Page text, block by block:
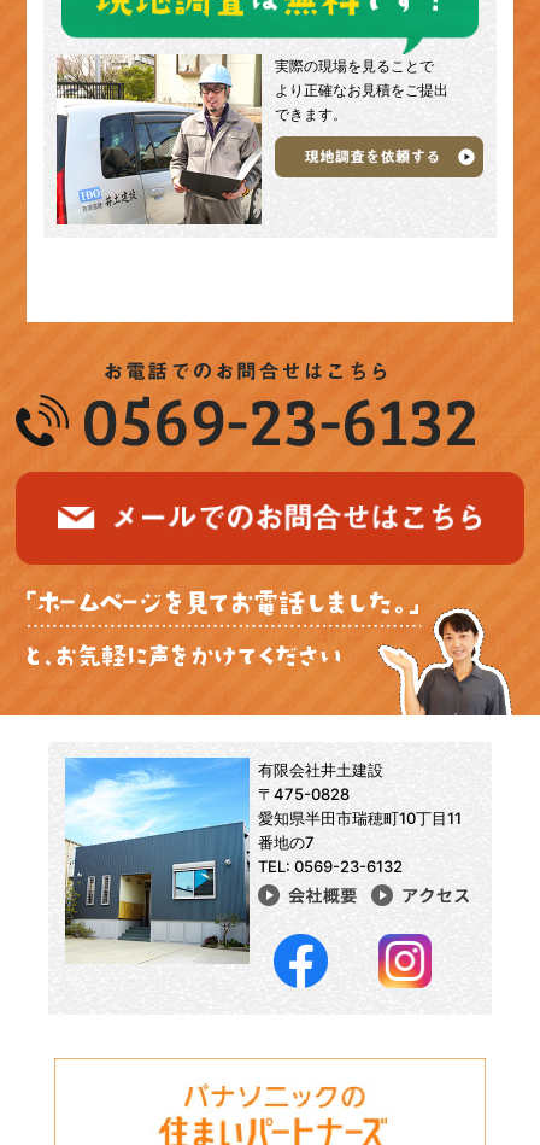
実際の現場を見ることで
より正確なお見積をご提出
できます。
有限会社井土建設
〒475-0828
愛知県半田市瑞穂町10丁目11
番地の7
TEL: 0569-23-6132